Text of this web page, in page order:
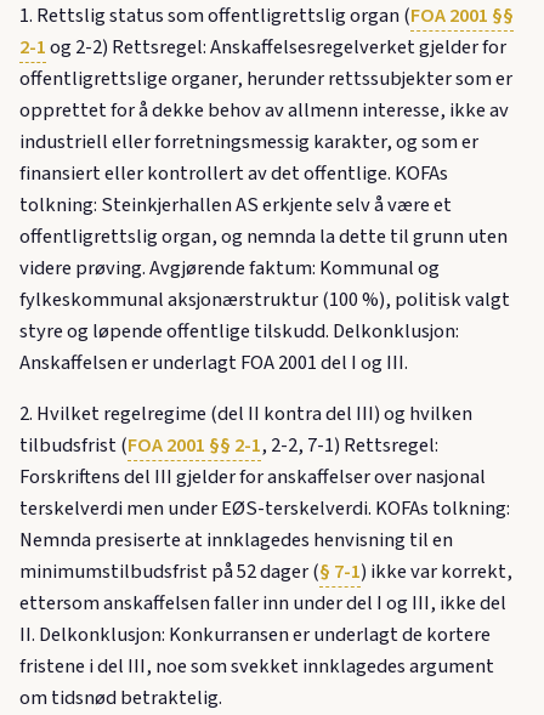
1. Rettslig status som offentligrettslig organ (FOA 2001 §§
2-1og 2-2) Rettsregel: Anskaffelsesregelverket gjelder for
offentligrettslige organer, herunder rettssubjekter som er
opprettet for å dekke behov av allmenn interesse, ikke av
industriell eller forretningsmessig karakter, og som er
finansiert eller kontrollert av det offentlige. KOFAs
tolkning: Steinkjerhallen AS erkjente selv å være et
offentligrettslig organ, og nemnda la dette til grunn uten
videre prøving. Avgjørende faktum: Kommunal og
fylkeskommunal aksjonærstruktur (100 %), politisk valgt
styre og løpende offentlige tilskudd. Delkonklusjon:
Anskaffelsen er underlagt FOA 2001 del I og III.
2. Hvilket regelregime (del II kontra del III) og hvilken
tilbudsfrist (FOA 2001 §§ 2-1, 2-2, 7-1) Rettsregel:
Forskriftens del III gjelder for anskaffelser over nasjonal
terskelverdi men under EØS-terskelverdi. KOFAs tolkning:
Nemnda presiserte at innklagedes henvisning til en
minimumstilbudsfrist på 52 dager (§ 7-1) ikke var korrekt,
ettersom anskaffelsen faller inn under del I og III, ikke del
II. Delkonklusjon: Konkurransen er underlagt de kortere
fristene i del III, noe som svekket innklagedes argument
om tidsnød betraktelig.